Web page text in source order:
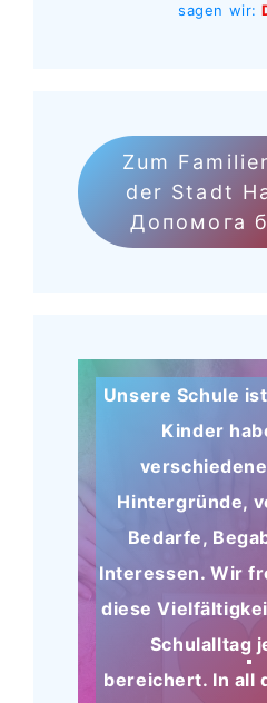
sagen wir:
Zum
der Stadt
Допомога
Unsere Schule
Kinder
Hintergründe,
Bedarfe,
Interessen. Wir
diese
Schulalltag
bereichert. In all